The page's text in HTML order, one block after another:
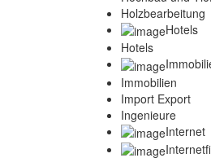
Holzbearbeitung
Hotels
Hotels
Immobilien
Import Export
Ingenieure
Internet